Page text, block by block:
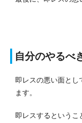
自分のやるべ
即レスの悪い面と
ます。
即レスするというこ